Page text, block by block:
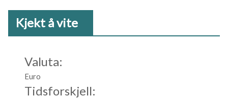
Kjekt å vite
Valuta:
Euro
Tidsforskjell: